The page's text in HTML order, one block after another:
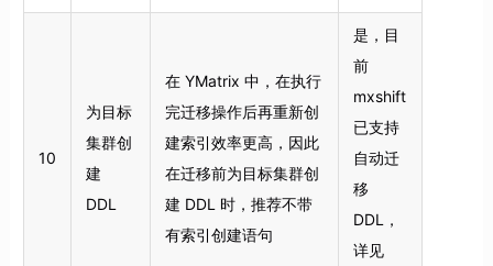
10
为目标
集群创
建
DDL
在 YMatrix 中，在执行
完迁移操作后再重新创
建索引效率更高，因此
在迁移前为目标集群创
建 DDL 时，推荐不带
有索引创建语句
是，目
前
mxshift
已支持
自动迁
移
DDL，
详见